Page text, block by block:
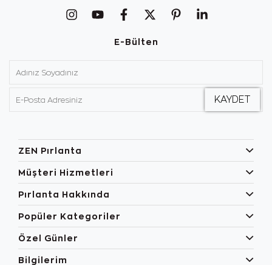
E-Bülten
ZEN Pırlanta
Müşteri Hizmetleri
Pırlanta Hakkında
Popüler Kategoriler
Özel Günler
Bilgilerim